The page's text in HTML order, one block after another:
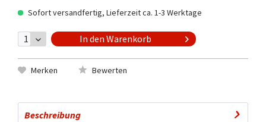
Sofort versandfertig, Lieferzeit ca. 1-3 Werktage
In den Warenkorb
Merken Bewerten
Beschreibung